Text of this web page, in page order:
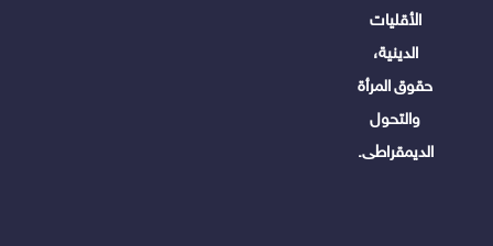
الأقليات
الدينية،
حقوق المرأة
والتحول
الديمقراطى.